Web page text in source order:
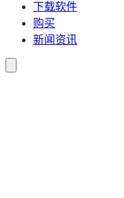
下载软件
购买
新闻资讯